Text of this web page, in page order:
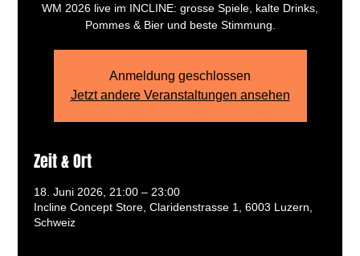
WM 2026 live im INCLINE: grosse Spiele, kalte Drinks,
Pommes & Bier und beste Stimmung.
Anmeldung geschlossen
Jetzt andere Veranstaltungen ansehen
Zeit & Ort
18. Juni 2026, 21:00 – 23:00
Incline Concept Store, Claridenstrasse 1, 6003 Luzern,
Schweiz